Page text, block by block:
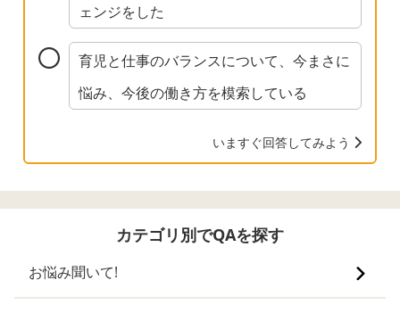
ェンジをした
育児と仕事のバランスについて、今まさに
悩み、今後の働き方を模索している
いますぐ回答してみよう
カテゴリ別でQAを探す
お悩み聞いて!